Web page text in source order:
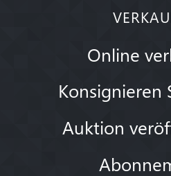
Online
Konsignieren
Auktion